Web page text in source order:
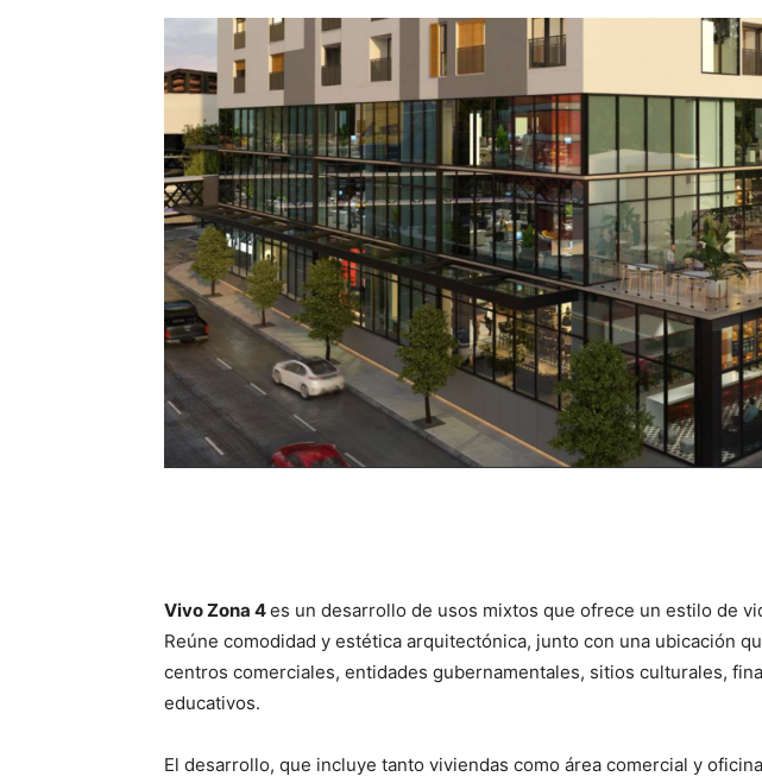
Vivo Zona 4es un desarrollo de usos mixtos que ofrece un estilo de
Reúne comodidad y estética arquitectónica, junto con una ubicación
centros comerciales, entidades gubernamentales, sitios culturales,
educativos.
El desarrollo, que incluye tanto viviendas como área comercial y